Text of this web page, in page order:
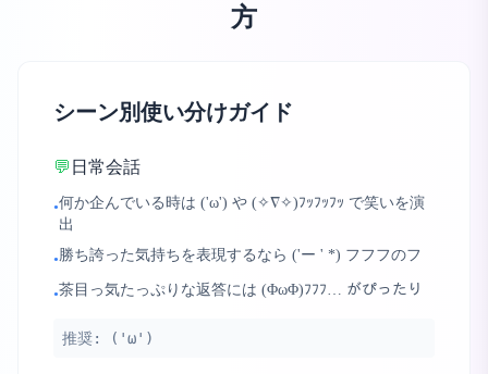
方
シーン別使い分けガイド
💬 日常会話
•何か企んでいる時は ('ω') や (✧∇✧)ﾌｯﾌｯﾌｯ で笑いを演
出
•勝ち誇った気持ちを表現するなら ('ー ' *) フフフのフ
•茶目っ気たっぷりな返答には (ΦωΦ)ﾌﾌﾌ… がぴったり
推奨: ('ω')